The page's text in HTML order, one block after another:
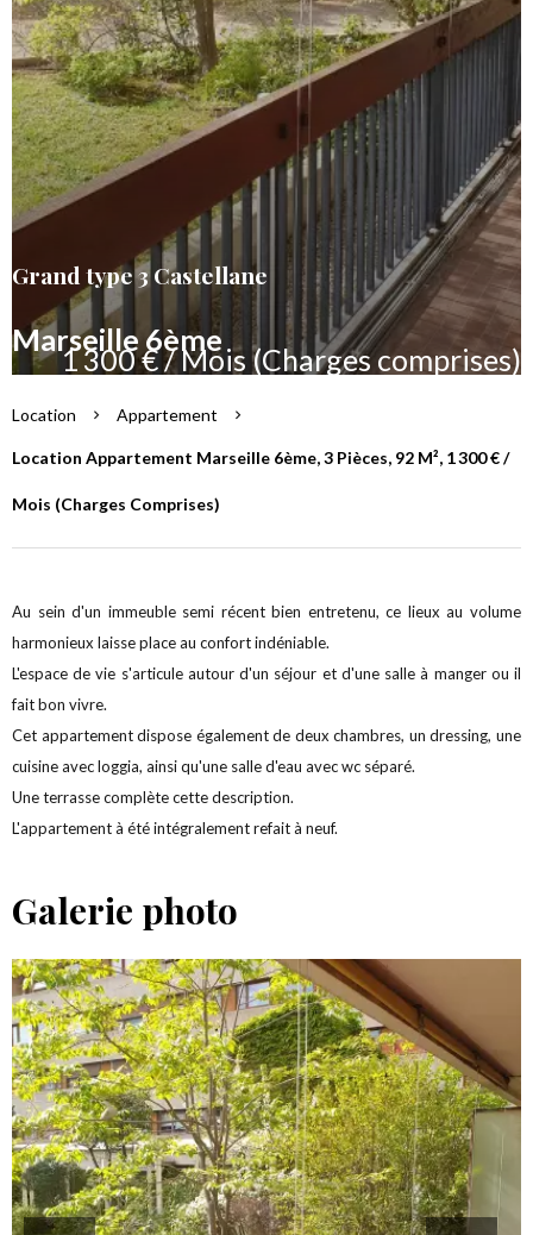
Grand type 3 Castellane
Marseille 6ème
1 300 € / Mois (Charges comprises)
Location Appartement
Location Appartement Marseille 6ème, 3 Pièces, 92 M², 1 300 € /
Mois (Charges Comprises)
Au sein d'un immeuble semi récent bien entretenu, ce lieux au volume
harmonieux laisse place au confort indéniable.
L'espace de vie s'articule autour d'un séjour et d'une salle à manger ou il
fait bon vivre.
Cet appartement dispose également de deux chambres, un dressing, une
cuisine avec loggia, ainsi qu'une salle d'eau avec wc séparé.
Une terrasse complète cette description.
L'appartement à été intégralement refait à neuf.
Galerie photo